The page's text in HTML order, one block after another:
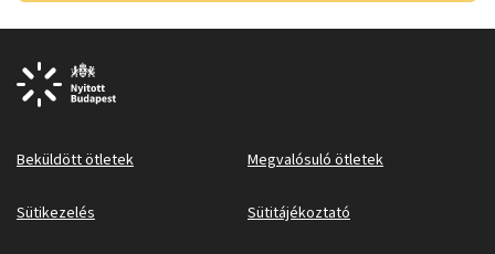
Beküldött ötletek Megvalósuló ötletek
Sütikezelés Sütitájékoztató